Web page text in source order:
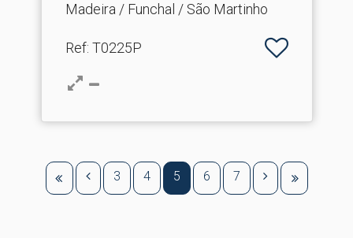
Madeira / Funchal / São Martinho
Ref: T0225P
3 4 5 6 7